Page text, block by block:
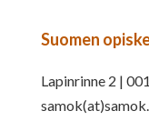
Suomen
Lapinrinne 2 |